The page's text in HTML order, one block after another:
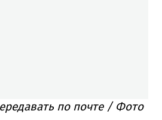
по почте / Фото